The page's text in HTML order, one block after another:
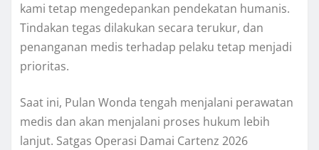
kami tetap mengedepankan pendekatan humanis.
Tindakan tegas dilakukan secara terukur, dan
penanganan medis terhadap pelaku tetap menjadi
prioritas.
Saat ini, Pulan Wonda tengah menjalani perawatan
medis dan akan menjalani proses hukum lebih
lanjut. Satgas Operasi Damai Cartenz 2026